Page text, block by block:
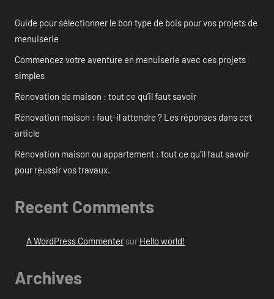
Guide pour sélectionner le bon type de bois pour vos projets de
menuiserie
Commencez votre aventure en menuiserie avec ces projets
simples
Rénovation de maison : tout ce qu’il faut savoir
Rénovation maison : faut-il attendre ? Les réponses dans cet
article
Rénovation maison ou appartement : tout ce qu’il faut savoir
pour réussir vos travaux.
Recent Comments
A WordPress Commentersur Hello world!
Archives